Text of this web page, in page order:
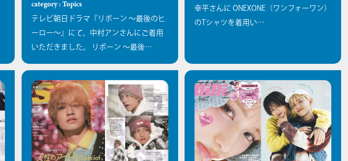
category : Topics
テレビ朝日ドラマ『リボーン 〜最後のヒ
ーロー〜』にて、中村アンさんにご着用
いただきました。
リボーン 〜最後…
幸平さんに ONEXONE（ワンフォーワン）
のTシャツを着用い…